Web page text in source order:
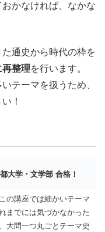
かなければ、なかな
通史から時代の枠を
再整理を行います。
テーマを扱うため、
！
大学・文学部 合格！
の講座では細かいテーマ
までには気づかなかった
大問一つ丸ごとテーマ史